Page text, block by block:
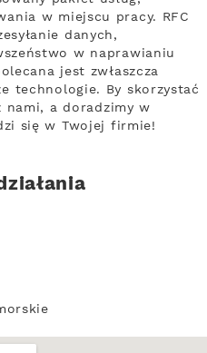
w miejscu pracy. RFC
danych,
w naprawianiu
jest zwłaszcza
technologie. By skorzystać
a doradzimy w
się w Twojej firmie!